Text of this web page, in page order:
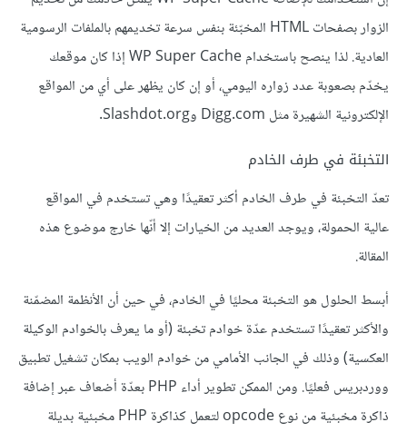
الزوار بصفحات HTML المخبّئة بنفس سرعة تخديمهم بالملفات الرسومية
العادية. لذا ينصح باستخدام WP Super Cache إذا كان موقعك
يخدّم بصعوبة عدد زواره اليومي، أو إن كان يظهر على أي من المواقع
الإلكترونية الشهيرة مثل Digg.com وSlashdot.org.
التخبئة في طرف الخادم
تعدّ التخبئة في طرف الخادم أكثر تعقيدًا وهي تستخدم في المواقع
عالية الحمولة، ويوجد العديد من الخيارات إلا أنّها خارج موضوع هذه
المقالة.
أبسط الحلول هو التخبئة محليًا في الخادم، في حين أن الأنظمة المضمّنة
والأكثر تعقيدًا تستخدم عدّة خوادم تخبئة (أو ما يعرف بالخوادم الوكيلة
العكسية) وذلك في الجانب الأمامي من خوادم الويب بمكان تشغيل تطبيق
ووردبريس فعليًا. ومن الممكن تطوير أداء PHP بعدّة أضعاف عبر إضافة
ذاكرة مخبئية من نوع opcode لتعمل كذاكرة PHP مخبئية بديلة